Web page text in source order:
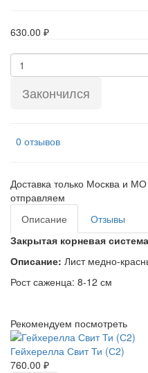
630.00 ₽
Закончился
0 отзывов
Доставка только Москва и
отправляем
Описание
Отзывы
Закрытая корневая
Описание: Лист медно-
Рост саженца: 8-12 см
Рекомендуем посмотреть
Гейхерелла Свит Ти (С2)
760.00 ₽